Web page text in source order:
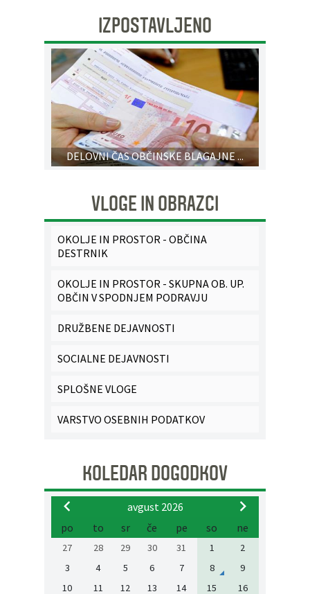
IZPOSTAVLJENO
DELOVNI ČAS OBČINSKE BLAGAJNE ...
VLOGE IN OBRAZCI
OKOLJE IN PROSTOR - OBČINA
DESTRNIK
OKOLJE IN PROSTOR - SKUPNA OB. UP.
OBČIN V SPODNJEM PODRAVJU
DRUŽBENE DEJAVNOSTI
SOCIALNE DEJAVNOSTI
SPLOŠNE VLOGE
VARSTVO OSEBNIH PODATKOV
KOLEDAR DOGODKOV
avgust 2026
po
to sr če pe so ne
27 28 29 30 31 1
2
3
4 5 6 7 8
9
10
11 12 13 14 15 16